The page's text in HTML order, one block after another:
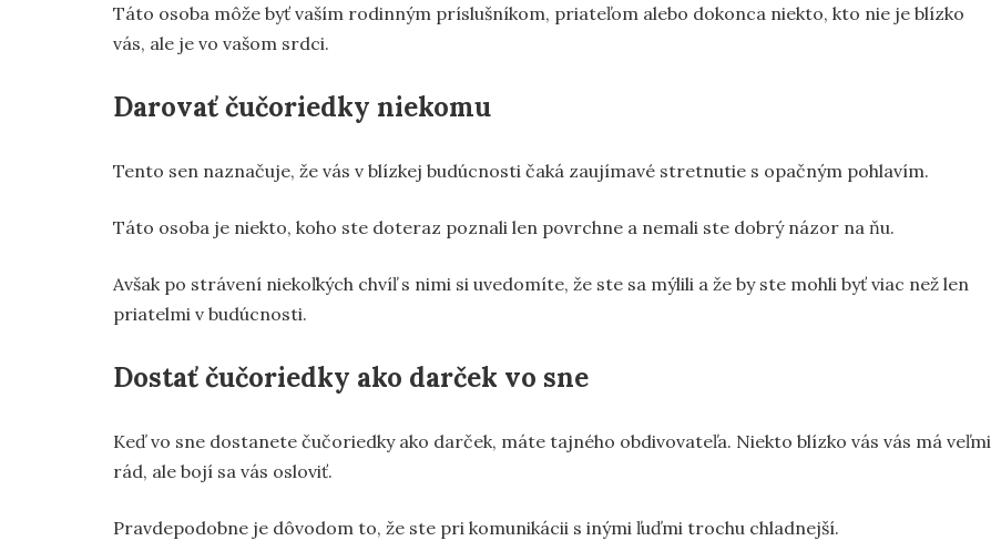
Táto osoba môže byť vaším rodinným príslušníkom, priateľom alebo dokonca niekto, kto nie je blízko
vás, ale je vo vašom srdci.
Darovať čučoriedky niekomu
Tento sen naznačuje, že vás v blízkej budúcnosti čaká zaujímavé stretnutie s opačným pohlavím.
Táto osoba je niekto, koho ste doteraz poznali len povrchne a nemali ste dobrý názor na ňu.
Avšak po strávení niekoľkých chvíľ s nimi si uvedomíte, že ste sa mýlili a že by ste mohli byť viac než len
priatelmi v budúcnosti.
Dostať čučoriedky ako darček vo sne
Keď vo sne dostanete čučoriedky ako darček, máte tajného obdivovateľa. Niekto blízko vás vás má veľmi
rád, ale bojí sa vás osloviť.
Pravdepodobne je dôvodom to, že ste pri komunikácii s inými ľuďmi trochu chladnejší.